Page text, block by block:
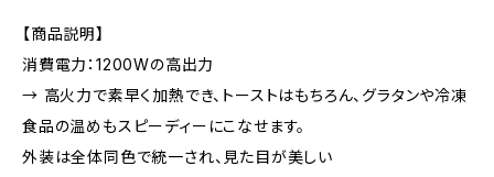
【商品説明】
消費電力：1200Wの高出力
→ 高火力で素早く加熱でき、トーストはもちろん、グラタンや冷凍
食品の温めもスピーディーにこなせます。
外装は全体同色で統一され、見た目が美しい